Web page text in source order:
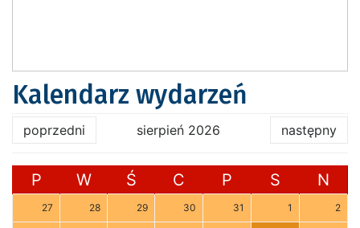
Kalendarz wydarzeń
poprzedni sierpień 2026 następny
P W Ś C P S N
27 28 29 30 31 1 2